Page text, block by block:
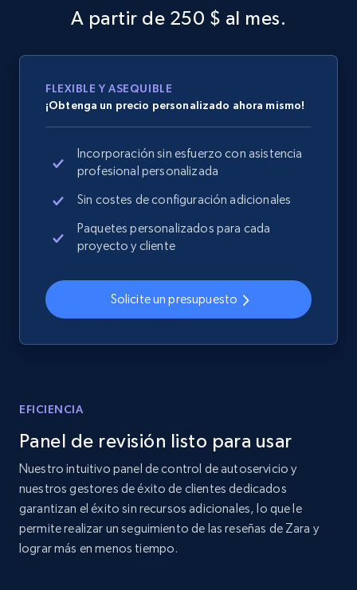
Amazon products global dataset - Collects
price, Currency, Availability, Reviews count, and
more.
2.1K+ 375+ Comenzar ahora
Amazon products global dataset -
Collecting products by keyword search
price, Currency, Availability, Reviews count, and
more.
products by best sellers category URL
Title, Seller name, Brand, Description, Initial
price, Currency, Availability, Reviews count, and
more.
2.1K+ 375+
A partir de 250 $ al mes.
FLEXIBLE Y ASEQUIBLE
¡Obtenga un precio personalizado ahora mismo!
Incorporación sin esfuerzo con asistencia
profesional personalizada
Sin costes de configuración adicionales
Paquetes personalizados para cada
proyecto y cliente
Solicite un presupuesto
EFICIENCIA
Panel de revisión listo para usar
Nuestro intuitivo panel de control de autoservicio y
nuestros gestores de éxito de clientes dedicados
garantizan el éxito sin recursos adicionales, lo que le
permite realizar un seguimiento de las reseñas de Zara y
lograr más en menos tiempo.